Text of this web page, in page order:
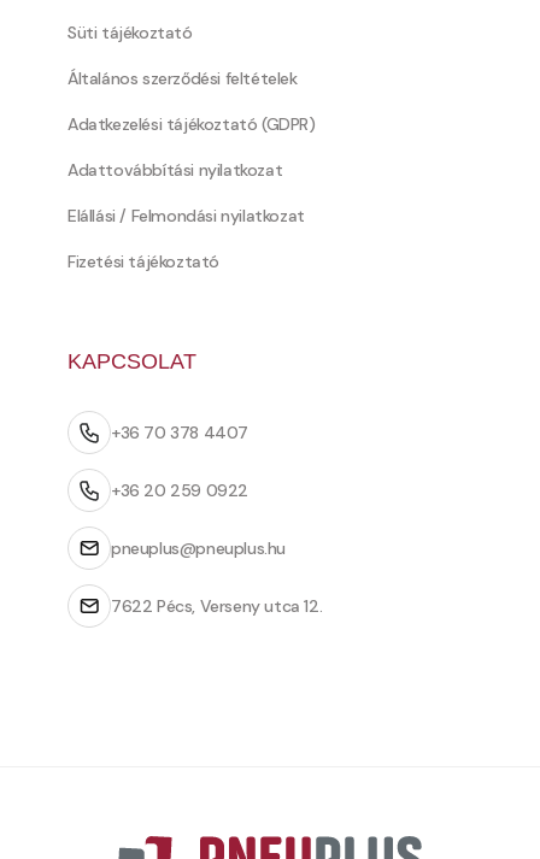
Süti tájékoztató
Általános szerződési feltételek
Adatkezelési tájékoztató (GDPR)
Adattovábbítási nyilatkozat
Elállási / Felmondási nyilatkozat
Fizetési tájékoztató
KAPCSOLAT
+36 70 378 4407
+36 20 259 0922
pneuplus@pneuplus.hu
7622 Pécs, Verseny utca 12.